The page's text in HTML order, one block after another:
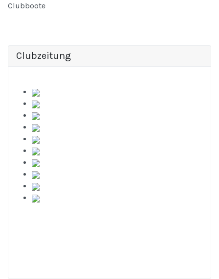
Clubboote
Clubzeitung